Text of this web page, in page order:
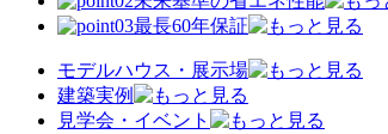
最長60年保証
モデルハウス・展示場
建築実例
見学会・イベント